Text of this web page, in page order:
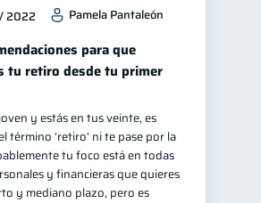
2022 Pamela Pantaleón
para que
tu retiro desde tu primer
y estás en tus veinte, es
término ‘retiro’ ni te pase por la
tu foco está en todas
y financieras que quieres
y mediano plazo, pero es